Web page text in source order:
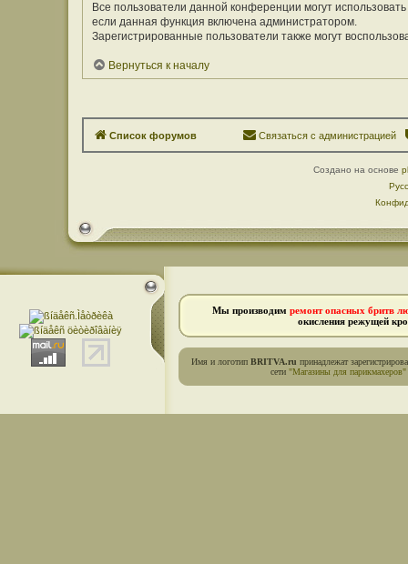
Все пользователи данной конференции могут
если данная функция включена администратором.
Зарегистрированные пользователи также могут
Вернуться к началу
Список форумов Связаться с администрацией
Создано на основе
Мы производим ремонт опасных бритв
окисления режущей
Имя и логотип BRITVA.ru принадлежат
сети "Магазины для парикмахеров"